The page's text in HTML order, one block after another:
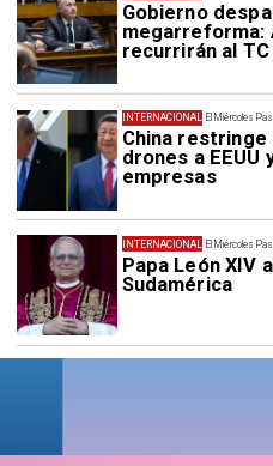
Gobierno
megarreforma:
recurrirán al TC
El Miércoles
China
drones a EEUU
empresas
INTERNACIONAL
El Miércoles
Papa León XIV
Sudamérica
INTERNACIONAL